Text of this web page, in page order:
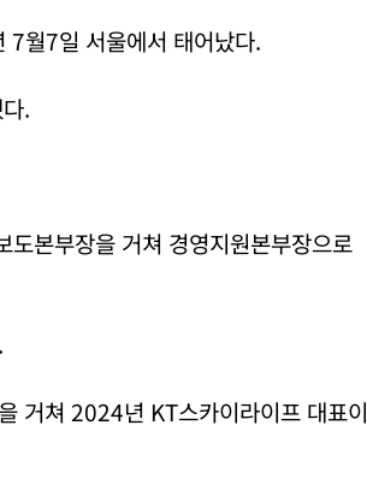
7월7일 서울에서 태어났다.
.
본부장을 거쳐 경영지원본부장으로
거쳐 2024년 KT스카이라이프 대표이